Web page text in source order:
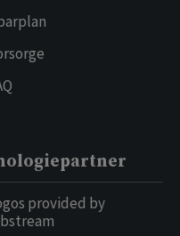
provided by